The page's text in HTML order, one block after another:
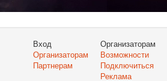
Вход
Организаторам
Партнерам
Организаторам
Возможности
Подключиться
Реклама